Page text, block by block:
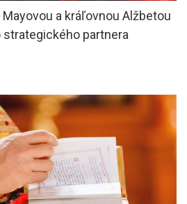
a kráľovnou Alžbetou
strategického partnera